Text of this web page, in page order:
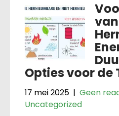
van
Opties voor de
17 mei 2025 | Geen
Uncategorized